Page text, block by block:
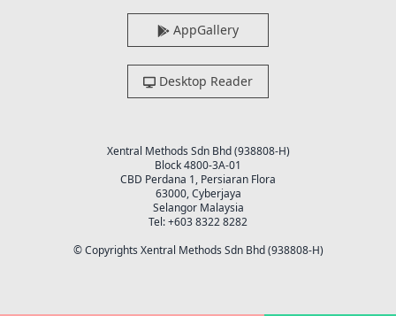
AppGallery
Desktop Reader
Xentral Methods Sdn Bhd (938808-H)
Block 4800-3A-01
CBD Perdana 1, Persiaran Flora
63000, Cyberjaya
Selangor Malaysia
Tel: +603 8322 8282
© Copyrights Xentral Methods Sdn Bhd (938808-H)